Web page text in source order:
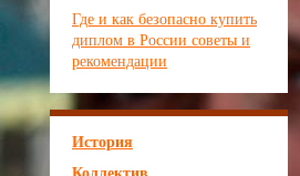
Где и как безопасно купить
диплом в России советы и
рекомендации
История